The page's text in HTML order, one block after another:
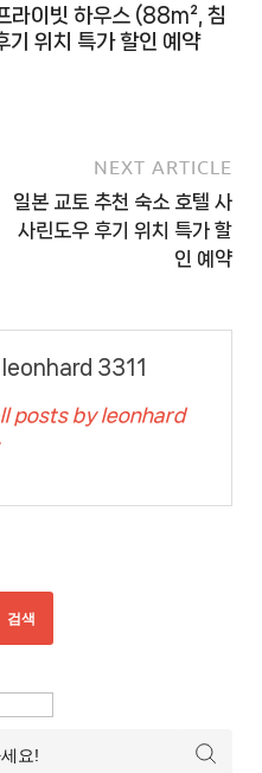
라이빗 하우스 (88m², 침
기 위치 특가 할인 예약
NEXT ARTICLE
일본 교토 추천 숙소 호텔 사
사린도우 후기 위치 특가 할
인 예약
3311
posts by leonhard
검색